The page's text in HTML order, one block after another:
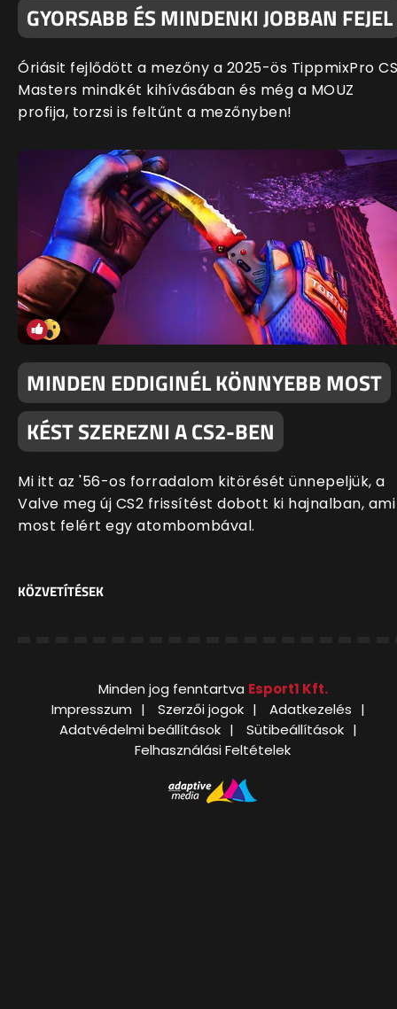
GYORSABB ÉS MINDENKI JOBBAN FEJEL
Óriásit fejlődött a mezőny a 2025-ös TippmixPro
Masters mindkét kihívásában és még a MOUZ
profija, torzsi is feltűnt a mezőnyben!
MINDEN EDDIGINÉL KÖNNYEBB MOST
KÉST SZEREZNI A CS2-BEN
Mi itt az '56-os forradalom kitörését ünnepeljük, a
Valve meg új CS2 frissítést dobott ki hajnalban, ami
most felért egy atombombával.
KÖZVETÍTÉSEK
Minden jog fenntartva Esport1 Kft.
Impresszum
Szerzői jogok
Adatkezelés
Adatvédelmi beállítások
Sütibeállítások
Felhasználási Feltételek